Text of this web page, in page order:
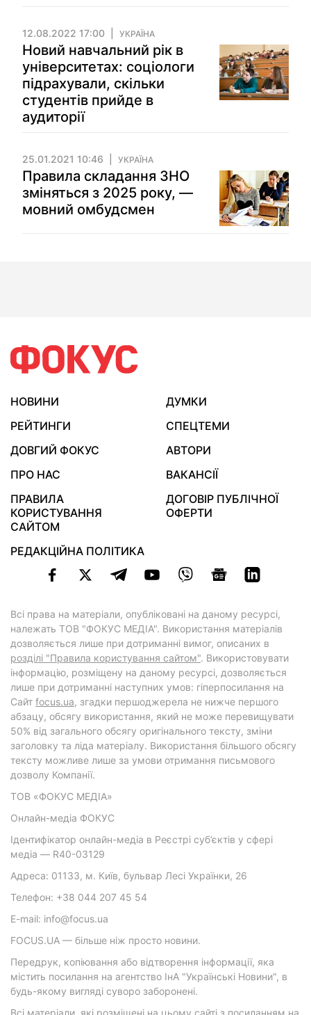
12.08.2022 17:00 УКРАЇНА
Новий навчальний рік в
університетах: соціологи
підрахували, скільки
студентів прийде в
аудиторії
25.01.2021 10:46 УКРАЇНА
Правила складання ЗНО
зміняться з 2025 року, —
мовний омбудсмен
НОВИНИ
ДУМКИ
РЕЙТИНГИ
СПЕЦТЕМИ
ДОВГИЙ ФОКУС
АВТОРИ
ПРО НАС
ВАКАНСІЇ
ПРАВИЛА
КОРИСТУВАННЯ
САЙТОМ
ДОГОВІР ПУБЛІЧНОЇ
ОФЕРТИ
РЕДАКЦІЙНА ПОЛІТИКА
Всі права на матеріали, опубліковані на даному ресурсі,
належать ТОВ "ФОКУС МЕДІА". Використання матеріалів
дозволяється лише при дотриманні вимог, описаних в
розділі "Правила користування сайтом". Використовувати
інформацію, розміщену на даному ресурсі, дозволяється
лише при дотриманні наступних умов: гіперпосилання на
Cайт focus.ua, згадки першоджерела не нижче першого
абзацу, обсягу використання, який не може перевищувати
50% від загального обсягу оригінального тексту, зміни
заголовку та ліда матеріалу. Використання більшого обсягу
тексту можливе лише за умови отримання письмового
дозволу Компанії.
ТОВ «ФОКУС МЕДІА»
Онлайн-медіа ФОКУС
Ідентифікатор онлайн-медіа в Реєстрі суб’єктів у сфері
медіа — R40-03129
Адреса: 01133, м. Київ, бульвар Лесі Українки, 26
Телефон: +38 044 207 45 54
E-mail: info@focus.ua
FOCUS.UA — більше ніж просто новини.
Передрук, копіювання або відтворення інформації, яка
містить посилання на агентство ІнА "Українські Новини", в
будь-якому вигляді суворо заборонені.
Всі матеріали, які розміщені на цьому сайті з посиланням на